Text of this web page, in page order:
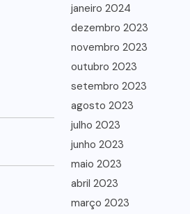
janeiro 2024
dezembro 2023
novembro 2023
outubro 2023
setembro 2023
agosto 2023
julho 2023
junho 2023
maio 2023
abril 2023
março 2023